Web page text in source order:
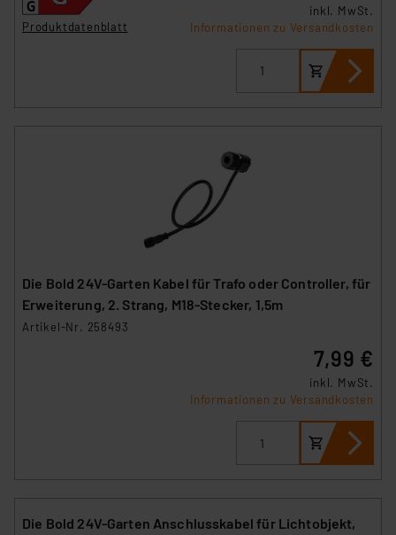
Produktdatenblatt
inkl. MwSt.
Informationen zu Versandkosten
Die Bold 24V-Garten Kabel für Trafo oder Controller, für
Erweiterung, 2. Strang, M18-Stecker, 1,5m
Artikel-Nr. 258493
7,99 €
inkl. MwSt.
Informationen zu Versandkosten
Die Bold 24V-Garten Anschlusskabel für Lichtobjekt,